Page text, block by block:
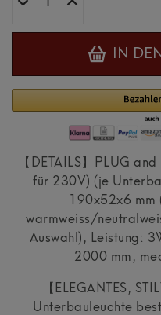
IN
【DETAILS】PLUG
für 230V) (je
190x52x6
warmweiss/
Auswahl), Leistung:
2000 mm,
【ELEGANTES,
Unterbauleuchte